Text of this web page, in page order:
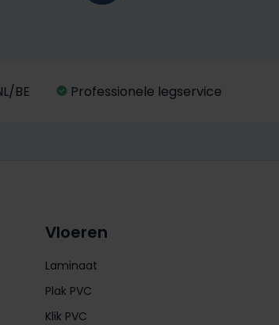
BE Professionele legservice
Vloeren
Laminaat
Plak PVC
Klik PVC